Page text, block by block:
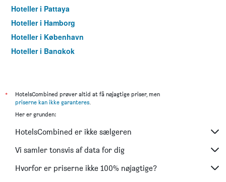
Hoteller i Pattaya
Hoteller i Hamborg
Hoteller i København
Hoteller i Bangkok
*
HotelsCombined prøver altid at få nøjagtige priser, men
priserne kan ikke garanteres.
Her er grunden:
HotelsCombined er ikke sælgeren
Vi samler tonsvis af data for dig
Hvorfor er priserne ikke 100% nøjagtige?